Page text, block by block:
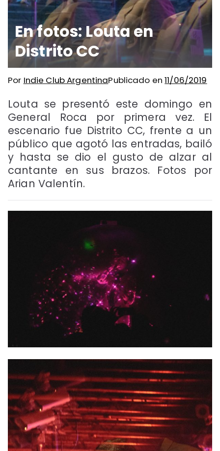
En fotos: Louta en
Distrito CC
Por Indie Club ArgentinaPublicado en11/06/2019
Louta se presentó este domingo en
General Roca por primera vez. El
escenario fue Distrito CC, frente a un
público que agotó las entradas, bailó
y hasta se dio el gusto de alzar al
cantante en sus brazos. Fotos por
Arian Valentín.